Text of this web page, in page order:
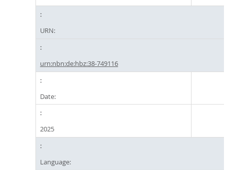
URN:
urn:nbn:de:hbz:38-749116
Date:
2025
Language: